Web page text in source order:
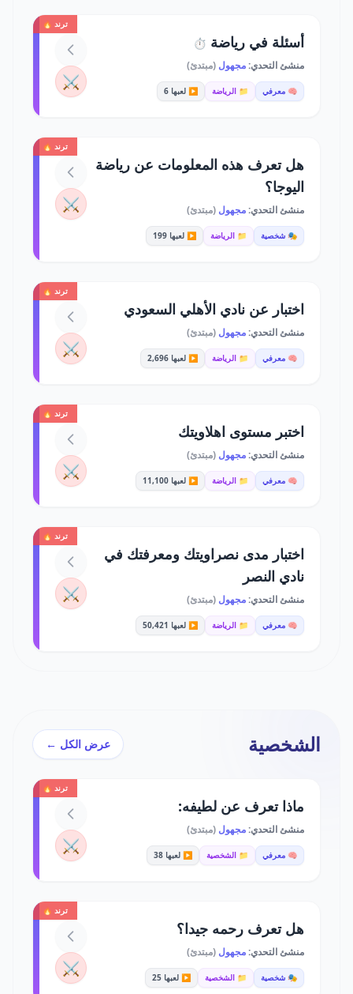
ترند 🔥
أسئلة في رياضة ⏱️
منشئ التحدي:مجهول (مبتدئ)
🧠 معرفي 📁 الرياضة ▶️ لعبها 6 ⚔️
ترند 🔥
هل تعرف هذه المعلومات عن رياضة
اليوجا؟
منشئ التحدي:مجهول (مبتدئ)
🎭 شخصية 📁 الرياضة ▶️ لعبها 199
⚔️
ترند 🔥
اختبار عن نادي الأهلي السعودي
منشئ التحدي:مجهول (مبتدئ)
🧠 معرفي 📁 الرياضة ▶️ لعبها 2,696 ⚔️
ترند 🔥
اختبر مستوى اهلاويتك
منشئ التحدي:مجهول (مبتدئ)
🧠 معرفي 📁 الرياضة ▶️ لعبها 11,100 ⚔️
ترند 🔥
اختبار مدى نصراويتك ومعرفتك في
نادي النصر
منشئ التحدي:مجهول (مبتدئ)
🧠 معرفي 📁 الرياضة ▶️ لعبها 50,421
⚔️
الشخصية عرض الكل ←
ترند 🔥
ماذا تعرف عن لطيفه:
منشئ التحدي:مجهول (مبتدئ)
🧠 معرفي 📁 الشخصية ▶️ لعبها 38 ⚔️
ترند 🔥
هل تعرف رحمه جيدا؟
منشئ التحدي:مجهول (مبتدئ)
🎭 شخصية 📁 الشخصية ▶️ لعبها 25 ⚔️